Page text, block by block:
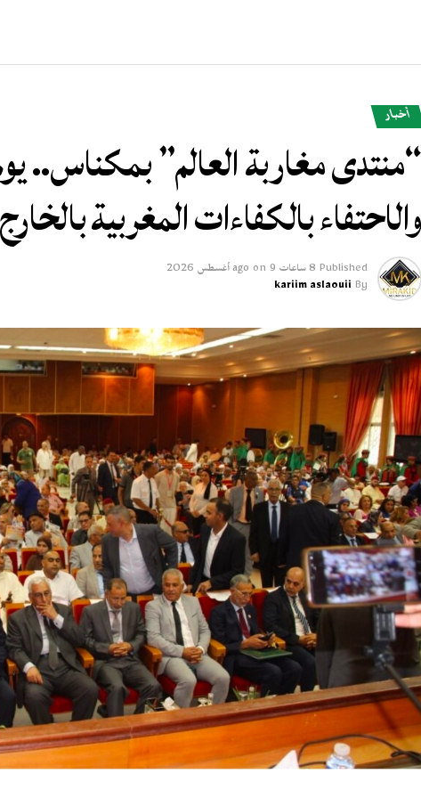
أخبار
“منتدى مغاربة العالم” بمكناس..
والاحتفاء بالكفاءات المغربية بالخارج
Published 8 ساعات ago on 9 أغسطس 2026
By
kariim aslaouii